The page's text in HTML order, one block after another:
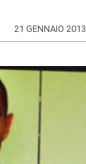
21 GENNAIO 2013